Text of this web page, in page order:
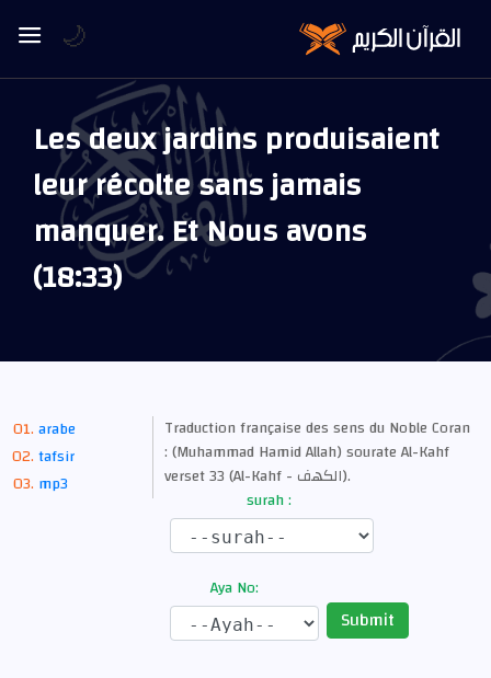
Les deux jardins produisaient
leur récolte sans jamais
manquer. Et Nous avons
(18:33)
arabe
tafsir
mp3
Traduction française des sens du Noble Coran
: (Muhammad Hamid Allah) sourate Al-Kahf
verset 33 (Al-Kahf - الكهف).
surah :
Aya No:
Submit
🌙